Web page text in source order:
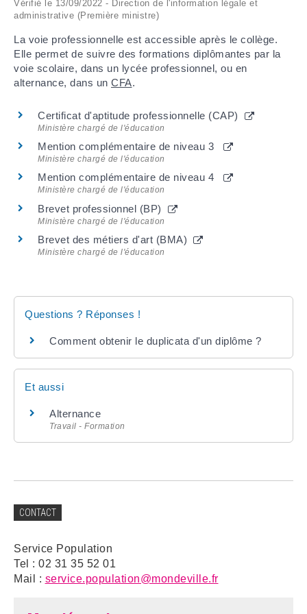
Vérifié le 13/09/2022 - Direction de l'information légale et
administrative (Première ministre)
La voie professionnelle est accessible après le collège.
Elle permet de suivre des formations diplômantes par la
voie scolaire, dans un lycée professionnel, ou en
alternance, dans un CFA.
Certificat d'aptitude professionnelle (CAP)
Ministère chargé de l'éducation
Mention complémentaire de niveau 3
Ministère chargé de l'éducation
Mention complémentaire de niveau 4
Ministère chargé de l'éducation
Brevet professionnel (BP)
Ministère chargé de l'éducation
Brevet des métiers d'art (BMA)
Ministère chargé de l'éducation
Questions ? Réponses !
Comment obtenir le duplicata d'un diplôme ?
Et aussi
Alternance
Travail - Formation
CONTACT
Service Population
Tel : 02 31 35 52 01
Mail : service.population@mondeville.fr
DÉLIBÉRATIONS